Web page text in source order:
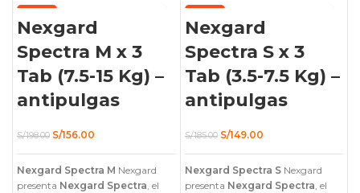
adultos y cachorros!
Nexgard
Spectra M x 3
Tab (7.5-15 Kg) –
antipulgas
S/198.00 El
original
era:
S/198.00.
S/156.00
actual
es:
S/156.00.
Nexgard Spectra M Nexgard
presenta Nexgard Spectra, el
Nexgard
Spectra S x 3
Tab (3.5-7.5 Kg) –
antipulgas
S/185.00 El
original
era:
S/185.00.
S/149.00El
actual
es:
S/149.00.
Nexgard Spectra SNexgard
presenta Nexgard Spectra, el